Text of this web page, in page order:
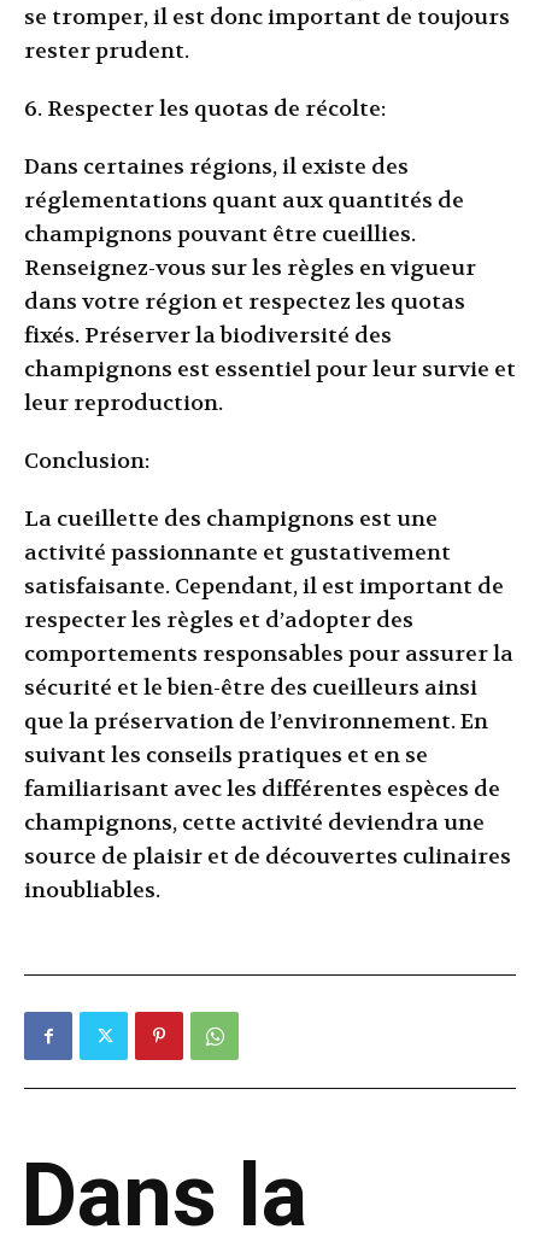
se tromper, il est donc important de toujours
rester prudent.
6. Respecter les quotas de récolte:
Dans certaines régions, il existe des
réglementations quant aux quantités de
champignons pouvant être cueillies.
Renseignez-vous sur les règles en vigueur
dans votre région et respectez les quotas
fixés. Préserver la biodiversité des
champignons est essentiel pour leur survie et
leur reproduction.
Conclusion:
La cueillette des champignons est une
activité passionnante et gustativement
satisfaisante. Cependant, il est important de
respecter les règles et d’adopter des
comportements responsables pour assurer la
sécurité et le bien-être des cueilleurs ainsi
que la préservation de l’environnement. En
suivant les conseils pratiques et en se
familiarisant avec les différentes espèces de
champignons, cette activité deviendra une
source de plaisir et de découvertes culinaires
inoubliables.
Dans la